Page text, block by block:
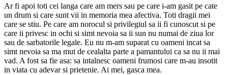
Ar fi apoi toti cei langa care am mers sau pe care i-am gasit pe cate
un drum si care sunt vii in memoria mea afectiva. Toti dragii mei
care se stiu. Pe care am norocul si privilegiul sa ii fi cunoscut si pe
care ii privesc in ochi si simt nevoia sa ii sun nu numai de ziua lor
sau de sarbatorile legale. Eu nu m-am suparat cu oameni incat sa
simt nevoia sa ma mut de cealalta parte a pamantului ca sa nu ii mai
vad. A fost sa fie asa: sa intalnesc oameni frumosi care m-au insotit
in viata cu adevar si prietenie. Ai mei, gasca mea.